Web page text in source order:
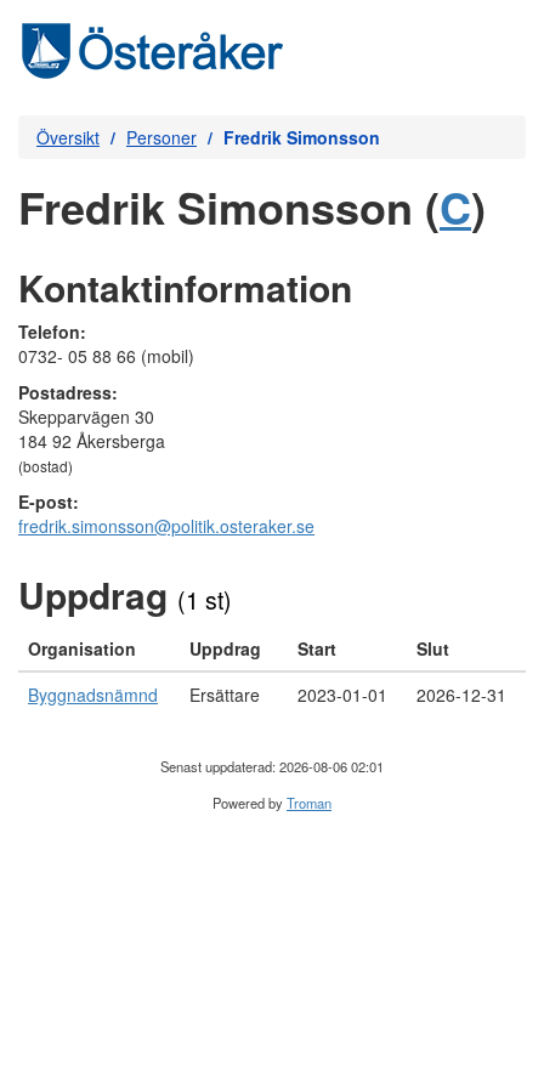
Översikt Personer Fredrik Simonsson
Fredrik Simonsson (C)
Kontaktinformation
Telefon:
0732- 05 88 66 (mobil)
Postadress:
Skepparvägen 30
184 92 Åkersberga
(bostad)
E-post:
fredrik.simonsson@politik.osteraker.se
Uppdrag (1 st)
Organisation Uppdrag Start
Slut
Byggnadsnämnd
Ersättare 2023-01-01 2026-12-31
Senast uppdaterad: 2026-08-06 02:01
Powered byTroman